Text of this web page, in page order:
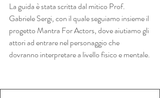
La guida è stata scritta dal mitico Prof.
Gabriele Sergi, con il quale seguiamo insieme il
progetto Mantra For Actors, dove aiutiamo gli
attori ad entrare nel personaggio che
dovranno interpretare a livello fisico e mentale.